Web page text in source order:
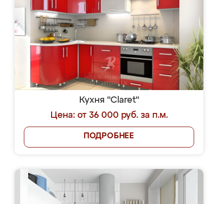
Кухня "Claret"
Цена: от 36 000 руб. за п.м.
ПОДРОБНЕЕ